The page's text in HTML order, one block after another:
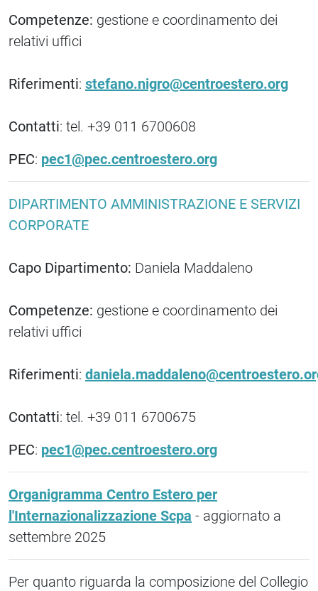
Competenze: gestione e coordinamento dei
relativi uffici
Riferimenti: stefano.nigro@centroestero.org
Contatti: tel. +39 011 6700608
PEC: pec1@pec.centroestero.org
DIPARTIMENTO AMMINISTRAZIONE E SERVIZI
CORPORATE
Capo Dipartimento: Daniela Maddaleno
Competenze: gestione e coordinamento dei
relativi uffici
Riferimenti:
Contatti: tel. +39 011 6700675
PEC: pec1@pec.centroestero.org
Organigramma Centro Estero per
l'Internazionalizzazione Scpa - aggiornato a
settembre 2025
Per quanto riguarda la composizione del Collegio